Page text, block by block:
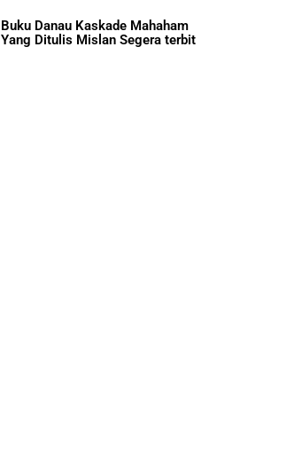
Buku Danau Kaskade Mahaham
Yang Ditulis Mislan Segera terbit